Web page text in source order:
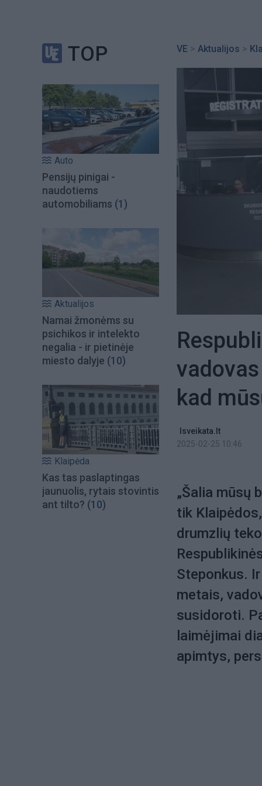
TOP
Auto
Pensijų pinigai -
naudotiems
automobiliams (1)
Aktualijos
Namai žmonėms su
psichikos ir intelekto
negalia - ir pietinėje
miesto dalyje (10)
Klaipėda
Kas tas paslaptingas
jaunuolis, rytais stovintis
ant tilto? (10)
VE > Aktualijos >
kad
lsveikata.lt
2025-02-25 10:46
„Šalia mūsų
tik
drumzlių
Steponkus.
metais,
susidoroti.
laimėjimai
apimtys,